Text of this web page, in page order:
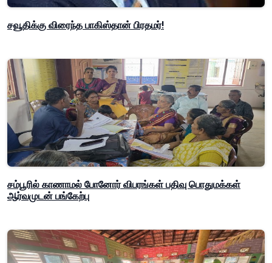
சவூதிக்கு விரைந்த பாகிஸ்தான் பிரதமர்!
சம்பூரில் காணாமல் போனோர் விபரங்கள் பதிவு பொதுமக்கள்
ஆர்வமுடன் பங்கேற்பு